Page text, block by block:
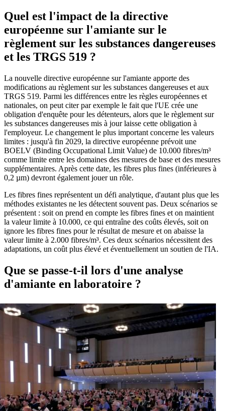
Quel est l'impact de la directive
européenne sur l'amiante sur le
règlement sur les substances dangereuses
et les TRGS 519 ?
La nouvelle directive européenne sur l'amiante apporte des
modifications au règlement sur les substances dangereuses et aux
TRGS 519. Parmi les différences entre les règles européennes et
nationales, on peut citer par exemple le fait que l'UE crée une
obligation d'enquête pour les détenteurs, alors que le règlement sur
les substances dangereuses mis à jour laisse cette obligation à
l'employeur. Le changement le plus important concerne les valeurs
limites : jusqu'à fin 2029, la directive européenne prévoit une
BOELV (Binding Occupational Limit Value) de 10.000 fibres/m³
comme limite entre les domaines des mesures de base et des mesures
supplémentaires. Après cette date, les fibres plus fines (inférieures à
0,2 µm) devront également jouer un rôle.
Les fibres fines représentent un défi analytique, d'autant plus que les
méthodes existantes ne les détectent souvent pas. Deux scénarios se
présentent : soit on prend en compte les fibres fines et on maintient
la valeur limite à 10.000, ce qui entraîne des coûts élevés, soit on
ignore les fibres fines pour le résultat de mesure et on abaisse la
valeur limite à 2.000 fibres/m³. Ces deux scénarios nécessitent des
adaptations, un coût plus élevé et éventuellement un soutien de l'IA.
Que se passe-t-il lors d'une analyse
d'amiante en laboratoire ?